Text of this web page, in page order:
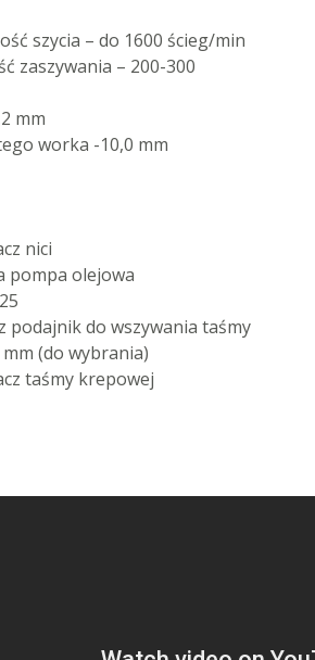
szycia – do 1600 ścieg/min
zaszywania – 200-300
mm
worka -10,0 mm
nici
pompa olejowa
podajnik do wszywania taśmy
(do wybrania)
taśmy krepowej